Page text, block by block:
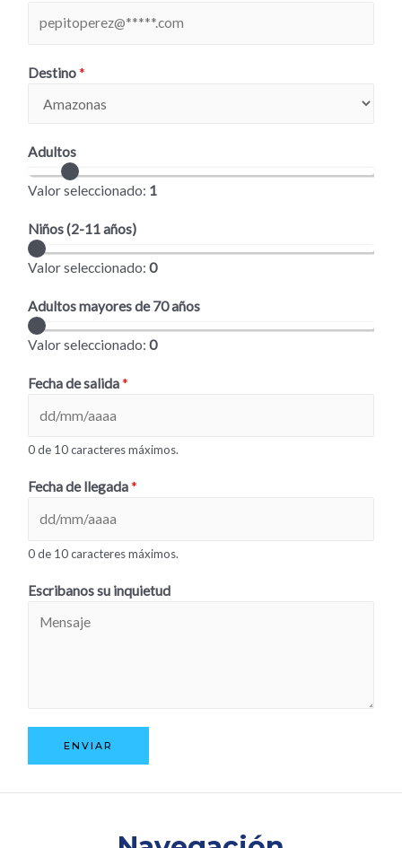
Destino*
Adultos
Valor seleccionado: 1
Niños (2-11 años)
Valor seleccionado: 0
Adultos mayores de 70 años
Valor seleccionado: 0
Fecha de salida*
0 de 10 caracteres máximos.
Fecha de llegada*
0 de 10 caracteres máximos.
Escribanos su inquietud
ENVIAR